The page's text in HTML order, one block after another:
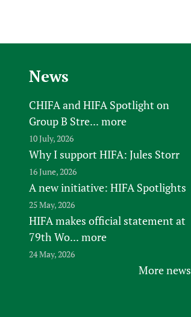
News
CHIFA and HIFA Spotlight on
Group B Stre... more
10 July, 2026
Why I support HIFA: Jules Storr
16 June, 2026
A new initiative: HIFA Spotlights
25 May, 2026
HIFA makes official statement at
79th Wo... more
24 May, 2026
More news